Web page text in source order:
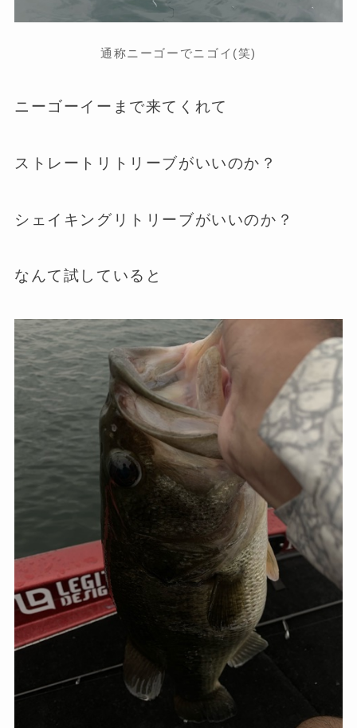
通称ニーゴーでニゴイ(笑)
ニーゴーイーまで来てくれて
ストレートリトリーブがいいのか？
シェイキングリトリーブがいいのか？
なんて試していると